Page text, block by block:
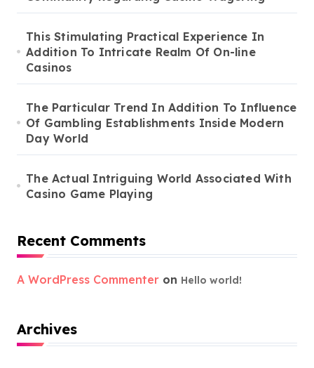
This Stimulating Practical Experience In
Addition To Intricate Realm Of On-line
Casinos
The Particular Trend In Addition To Influence
Of Gambling Establishments Inside Modern
Day World
The Actual Intriguing World Associated With
Casino Game Playing
Recent Comments
A WordPress Commenter on Hello world!
Archives